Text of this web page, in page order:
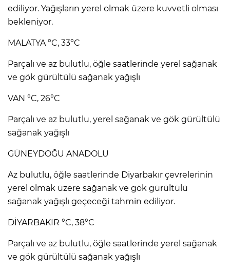
ediliyor. Yağışların yerel olmak üzere kuvvetli olması
bekleniyor.
MALATYA °C, 33°C
Parçalı ve az bulutlu, öğle saatlerinde yerel sağanak
ve gök gürültülü sağanak yağışlı
VAN °C, 26°C
Parçalı ve az bulutlu, yerel sağanak ve gök gürültülü
sağanak yağışlı
GÜNEYDOĞU ANADOLU
Az bulutlu, öğle saatlerinde Diyarbakır çevrelerinin
yerel olmak üzere sağanak ve gök gürültülü
sağanak yağışlı geçeceği tahmin ediliyor.
DİYARBAKIR °C, 38°C
Parçalı ve az bulutlu, öğle saatlerinde yerel sağanak
ve gök gürültülü sağanak yağışlı